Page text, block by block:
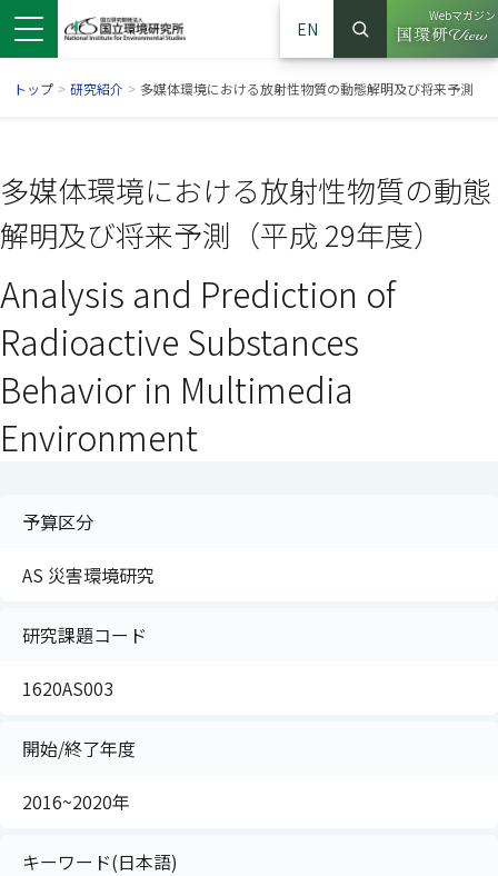
ドウで開きます）
ンドウで開きます）
ウインドウで開きます）
EN
サイト内検索
検索
Webマガジン
（別ウイ
トップ > 研究紹介 > 多媒体環境における放射性物質の動態解明及び将来予測
多媒体環境における放射性物質の動態
解明及び将来予測（平成 29年度）
Analysis and Prediction of
Radioactive Substances
Behavior in Multimedia
Environment
予算区分
AS 災害環境研究
研究課題コード
1620AS003
開始/終了年度
2016~2020年
キーワード(日本語)